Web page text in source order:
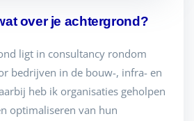
over je achtergrond?
ligt in consultancy rondom
bedrijven in de bouw-, infra- en
heb ik organisaties geholpen
optimaliseren van hun